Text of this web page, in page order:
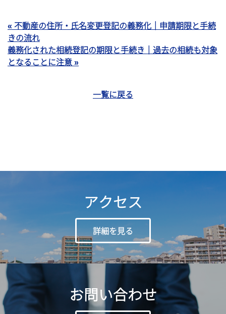
« 不動産の住所・氏名変更登記の義務化｜申請期限と手続
きの流れ
義務化された相続登記の期限と手続き｜過去の相続も対象
となることに注意 »
一覧に戻る
アクセス
詳細を見る
お問い合わせ